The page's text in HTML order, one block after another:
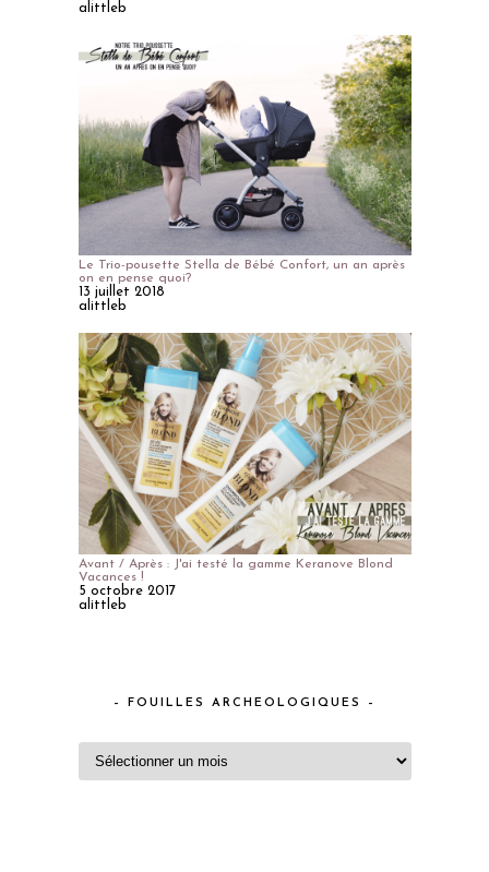
alittleb
Le Trio-pousette Stella de Bébé Confort, un an après
on en pense quoi?
13 juillet 2018
alittleb
Avant / Après : J'ai testé la gamme Keranove Blond
Vacances !
5 octobre 2017
alittleb
– FOUILLES ARCHEOLOGIQUES –